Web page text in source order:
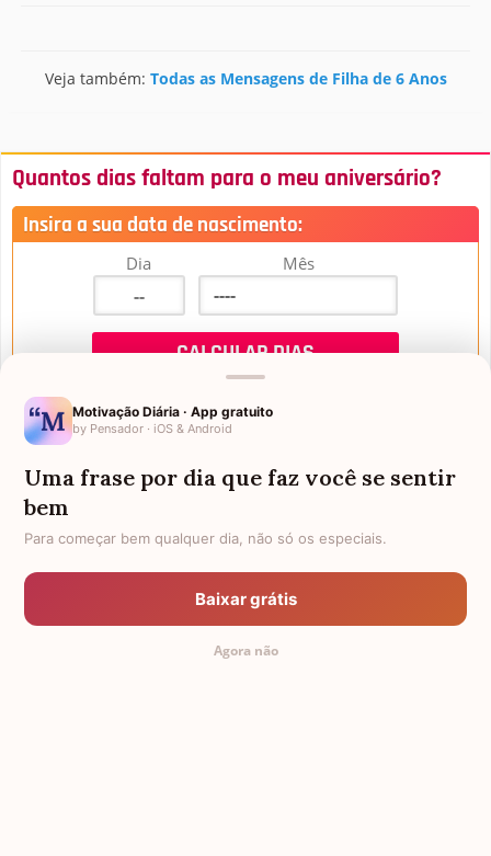
Veja também: Todas as Mensagens de Filha de 6 Anos
Quantos dias faltam para o meu aniversário?
Insira a sua data de nascimento:
Dia Mês
Mensagens de Aniversário
FALTAM 3 DIAS PARA O MEU
ANIVERSÁRIO
Motivação Diária · App gratuito
by Pensador · iOS & Android
Uma frase por dia que faz você se sentir
bem
Para começar bem qualquer dia, não só os especiais.
Baixar grátis
Agora não